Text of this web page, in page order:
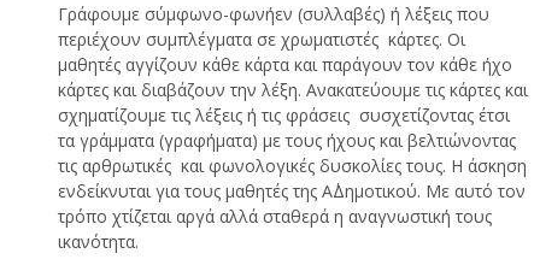
Γράφουμε σύμφωνο-φωνήεν (συλλαβές) ή λέξεις που
περιέχουν συμπλέγματα σε χρωματιστές κάρτες. Οι
μαθητές αγγίζουν κάθε κάρτα και παράγουν τον κάθε ήχο
κάρτες και διαβάζουν την λέξη. Ανακατεύουμε τις κάρτες και
σχηματίζουμε τις λέξεις ή τις φράσεις συσχετίζοντας έτσι
τα γράμματα (γραφήματα) με τους ήχους και βελτιώνοντας
τις αρθρωτικές και φωνολογικές δυσκολίες τους. Η άσκηση
ενδείκνυται για τους μαθητές της Α΄Δημοτικού. Με αυτό τον
τρόπο χτίζεται αργά αλλά σταθερά η αναγνωστική τους
ικανότητα.